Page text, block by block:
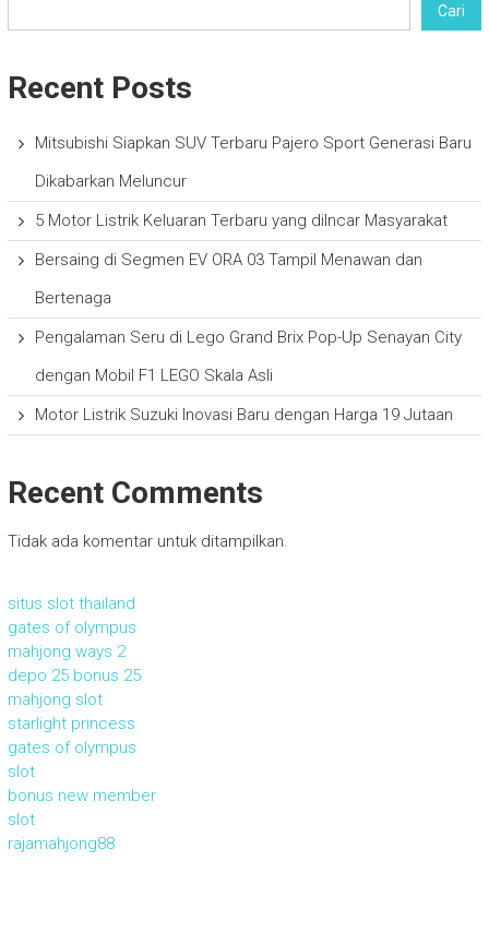
Cari
Recent Posts
Mitsubishi Siapkan SUV Terbaru Pajero Sport Generasi Baru
Dikabarkan Meluncur
5 Motor Listrik Keluaran Terbaru yang diIncar Masyarakat
Bersaing di Segmen EV ORA 03 Tampil Menawan dan
Bertenaga
Pengalaman Seru di Lego Grand Brix Pop-Up Senayan City
dengan Mobil F1 LEGO Skala Asli
Motor Listrik Suzuki Inovasi Baru dengan Harga 19 Jutaan
Recent Comments
Tidak ada komentar untuk ditampilkan.
situs slot thailand
gates of olympus
mahjong ways 2
depo 25 bonus 25
mahjong slot
starlight princess
gates of olympus
slot
bonus new member
slot
rajamahjong88